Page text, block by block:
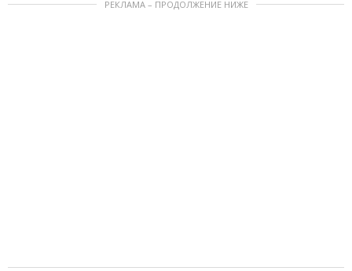
РЕКЛАМА – ПРОДОЛЖЕНИЕ НИЖЕ